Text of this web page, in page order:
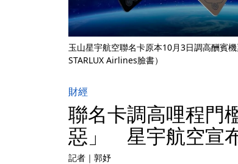
玉山星宇航空聯名卡原本10月3日調高酬賓
STARLUX Airlines臉書）
財經
聯名卡調高哩程門
惡」 星宇航空宣
記者 ｜ 郭妤